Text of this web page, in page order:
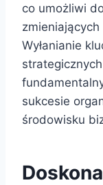
co umożliwi
Wyłanianie
sukcesie
środowisku